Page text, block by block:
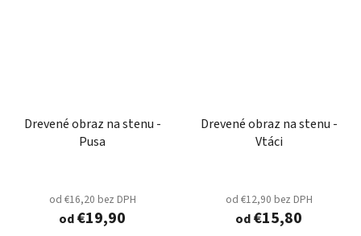
Drevené obraz na stenu -
Pusa
od €16,20 bez DPH
od€19,90
Drevené obraz na stenu -
Vtáci
od €12,90 bez DPH
od€15,80